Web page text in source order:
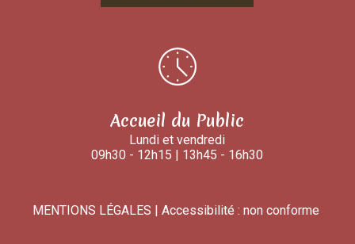
Accueil du Public
Lundi et vendredi
09h30 - 12h15 | 13h45 - 16h30
MENTIONS LÉGALES Accessibilité : non conforme